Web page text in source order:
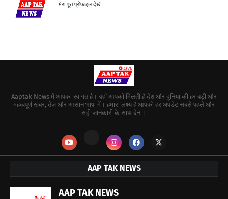
मेरा पूरा प्रोफ़ाइल देखें
Aaptak News में आपका स्वागत है। यहाँ आपको मिलती हैं देश और दुनिया की हर बड़ी और
महत्वपूर्ण खबर, तेज़ और आसान भाषा में। हमारा लक्ष्य है आपको हर अपडेट सबसे पहले और
सही जानकारी के साथ देना।
AAP TAK NEWS
AAP TAK NEWS